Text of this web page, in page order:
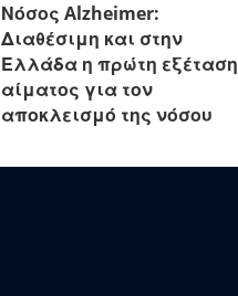
Νόσος Alzheimer:
Διαθέσιμη και στην
Ελλάδα η πρώτη εξέταση
αίματος για τον
αποκλεισμό της νόσου